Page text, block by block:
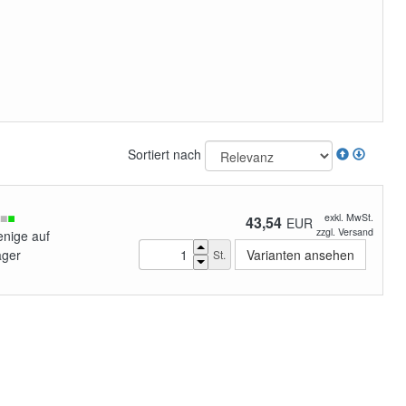
Sortiert nach
auf
43,54 EUR
exkl. MwSt.
zzgl. Versand
St. Varianten ansehen